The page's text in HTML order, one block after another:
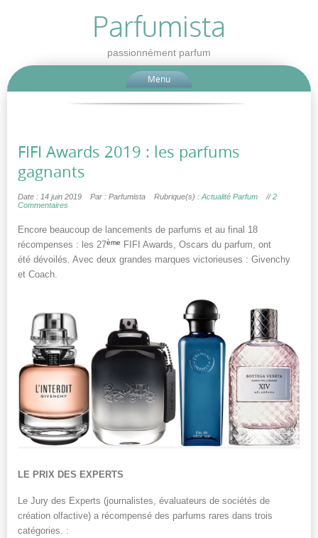
Parfumista
passionnément parfum
Menu
FIFI Awards 2019 : les parfums
gagnants
Date : 14 juin 2019 Par : Parfumista Rubrique(s) :Actualité Parfum //2
Commentaires
Encore beaucoup de lancements de parfums et au final 18
récompenses : les 27ème
FIFI Awards, Oscars du parfum, ont
été dévoilés. Avec deux grandes marques victorieuses : Givenchy
et Coach.
LE PRIX DES EXPERTS
Le Jury des Experts (journalistes, évaluateurs de sociétés de
création olfactive) a récompensé des parfums rares dans trois
catégories. :